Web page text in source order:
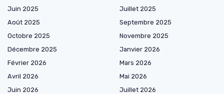
Juin 2025
Juillet 2025
Août 2025
Septembre 2025
Octobre 2025
Novembre 2025
Décembre 2025
Janvier 2026
Février 2026
Mars 2026
Avril 2026
Mai 2026
Juin 2026
Juillet 2026